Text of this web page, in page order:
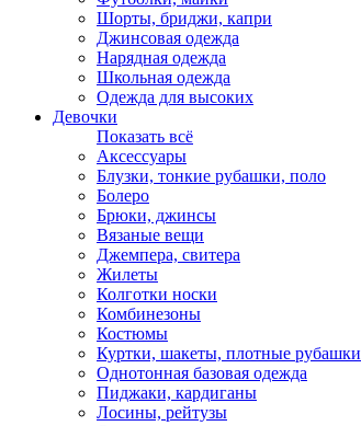
Шорты, бриджи, капри
Джинсовая одежда
Нарядная одежда
Школьная одежда
Одежда для высоких
Девочки
Показать всё
Аксессуары
Блузки, тонкие рубашки, поло
Болеро
Брюки, джинсы
Вязаные вещи
Джемпера, свитера
Жилеты
Колготки носки
Комбинезоны
Костюмы
Куртки, шакеты, плотные рубашки
Однотонная базовая одежда
Пиджаки, кардиганы
Лосины, рейтузы